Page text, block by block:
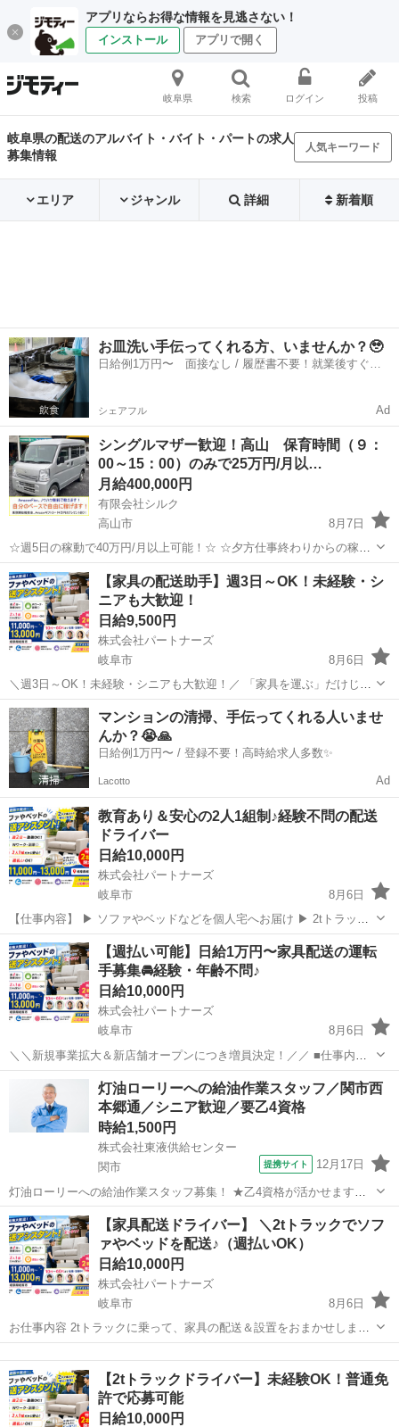
アプリならお得な情報を見逃さない！
インストール アプリで開く
岐阜県 検索 ログイン 投稿
岐阜県の配送のアルバイト・バイト・パートの求人
募集情報
人気キーワード
エリア ジャンル 詳細 新着順
お皿洗い手伝ってくれる方、いませんか？🥹
日給例1万円〜 面接なし / 履歴書不要！就業後すぐに
シェアフル Ad
シングルマザー歓迎！高山 保育時間（９：
00～15：00）のみで25万円/月以…
月給400,000円
有限会社シルク
高山市
8月7日
☆週5日の稼動で40万円/月以上可能！☆ ☆夕方仕事終わりからの稼
働、休日の稼動で20万円/月以上可能！☆ ☆雇われない働き方、自由な
スタイルでの働き方を【Amazon Flex】で始めましょう！☆ 個人事業
主とし...
岐阜 高山市 配送 Amazon
【家具の配送助手】週3日～OK！未経験・シ
ニアも大歓迎！
日給9,500円
株式会社パートナーズ
岐阜市
8月6日
＼週3日～OK！未経験・シニアも大歓迎！／ 「家具を運ぶ」だけじゃ
ない、やりがいある仕事です♪ ■仕事内容 2人1組での家具の配送＆組
み立て！ 大手家具メーカーの荷物を、個人宅へお届けします。 💡助手
席に乗...
岐阜 岐阜市 助手
マンションの清掃、手伝ってくれる人いませ
んか？😭🙏
日給例1万円〜 / 登録不要！高時給求人多数✨
Lacotto Ad
教育あり＆安心の2人1組制♪経験不問の配送
ドライバー
日給10,000円
株式会社パートナーズ
岐阜市
8月6日
【仕事内容】 ▶ ソファやベッドなどを個人宅へお届け ▶ 2tトラック
の運転 ▶ 搬入や組立の補助あり 最初は3人体制での研修からスター
ト。 わからないことはすぐに聞ける環境です◎ 【この仕事の魅力】
...
岐阜 岐阜市 配送 給料
【週払い可能】日給1万円〜家具配送の運転
手募集🚘経験・年齢不問♪
日給10,000円
株式会社パートナーズ
岐阜市
8月6日
＼＼新規事業拡大＆新店舗オープンにつき増員決定！／／ ■仕事内容
大手家具メーカーからの委託業務で家具の配送をお願いします♪ 家具
の配送・組立（2人1組） 1日3～10件程度（ベッド・机など）を個人宅
へ配送 チ...
配送 トラック
灯油ローリーへの給油作業スタッフ／関市西
本郷通／シニア歓迎／要乙4資格
時給1,500円
株式会社東液供給センター
関市
提携サイト 12月17日
灯油ローリーへの給油作業スタッフ募集！ ★乙4資格が活かせます
‥‥‥‥‥‥‥‥‥‥‥‥‥‥‥‥‥‥‥‥‥ 危険物取扱者乙種4類
必須！ 少しずつ業務に慣れて頂ければ大丈夫です◎ ★60歳以上のシニ
ア世代も大活躍中！ ‥...
岐阜 関市 配送
【家具配送ドライバー】 ＼2tトラックでソフ
ァやベッドを配送♪（週払いOK）
日給10,000円
株式会社パートナーズ
岐阜市
8月6日
お仕事内容 2tトラックに乗って、家具の配送＆設置をおまかせしま
す！ 家具を届けるだけじゃなく、組み立てやお客様対応もお願いしま
す。 2人1組なので未経験でも安心です◎ こんな方におすすめ ✔ ドラ
イバー経験を...
【2tトラックドライバー】未経験OK！普通免
許で応募可能
日給10,000円